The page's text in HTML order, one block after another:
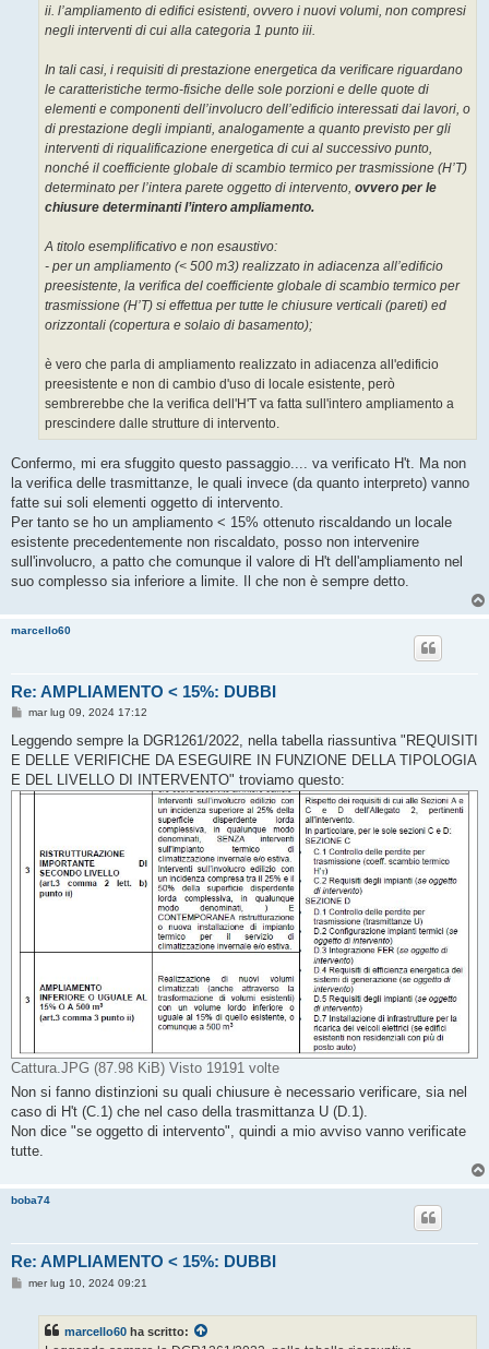
ii. l’ampliamento di edifici esistenti, ovvero i nuovi volumi, non compresi
negli interventi di cui alla categoria 1 punto iii.
In tali casi, i requisiti di prestazione energetica da verificare riguardano
le caratteristiche termo-fisiche delle sole porzioni e delle quote di
elementi e componenti dell’involucro dell’edificio interessati dai lavori, o
di prestazione degli impianti, analogamente a quanto previsto per gli
interventi di riqualificazione energetica di cui al successivo punto,
nonché il coefficiente globale di scambio termico per trasmissione (H’T)
determinato per l’intera parete oggetto di intervento, ovvero per le
chiusure determinanti l’intero ampliamento.
A titolo esemplificativo e non esaustivo:
- per un ampliamento (< 500 m3) realizzato in adiacenza all’edificio
preesistente, la verifica del coefficiente globale di scambio termico per
trasmissione (H’T) si effettua per tutte le chiusure verticali (pareti) ed
orizzontali (copertura e solaio di basamento);
è vero che parla di ampliamento realizzato in adiacenza all'edificio
preesistente e non di cambio d'uso di locale esistente, però
sembrerebbe che la verifica dell'H'T va fatta sull'intero ampliamento a
prescindere dalle strutture di intervento.
Confermo, mi era sfuggito questo passaggio.... va verificato H't. Ma non
la verifica delle trasmittanze, le quali invece (da quanto interpreto) vanno
fatte sui soli elementi oggetto di intervento.
Per tanto se ho un ampliamento < 15% ottenuto riscaldando un locale
esistente precedentemente non riscaldato, posso non intervenire
sull'involucro, a patto che comunque il valore di H't dell'ampliamento nel
suo complesso sia inferiore a limite. Il che non è sempre detto.
marcello60
Re: AMPLIAMENTO < 15%: DUBBI
M
s
s
a
g
g
mar lug 09, 2024 17:12
Leggendo sempre la DGR1261/2022, nella tabella riassuntiva "REQUISITI
E DELLE VERIFICHE DA ESEGUIRE IN FUNZIONE DELLA TIPOLOGIA
E DEL LIVELLO DI INTERVENTO" troviamo questo:
Cattura.JPG (87.98 KiB) Visto 19191 volte
Non si fanno distinzioni su quali chiusure è necessario verificare, sia nel
caso di H't (C.1) che nel caso della trasmittanza U (D.1).
Non dice "se oggetto di intervento", quindi a mio avviso vanno verificate
tutte.
boba74
Re: AMPLIAMENTO < 15%: DUBBI
Mmer lug 10, 2024 09:21
marcello60 ha scritto: